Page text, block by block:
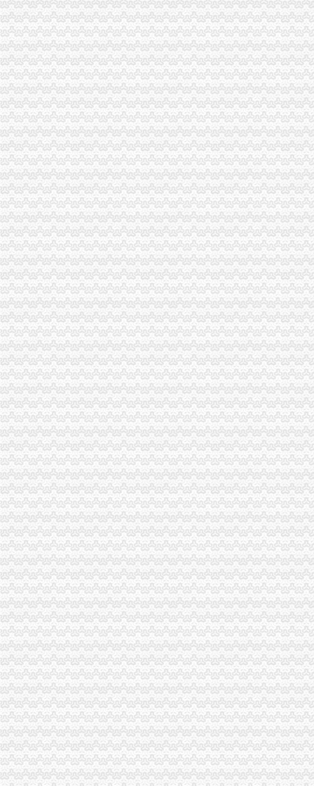
农业园区封面矢量图__广告设计_广告设计_矢量图库_昵图网nipic.com
上海现代农业园区
渭南市富平荆山现代休闲农业园区被评为省级农业园区
【奉贤农业园区招聘求职问题|工作职场问答】-看准网
悦来办税务登记证
个体户如何办理税务登记证？
个体工商户想办理税务登记证,需要提供哪些资料？
12月,威海要被这些好消息撑了！随便一来就这么多！_搜狐财经_
简政放权：昆明有望本月试点营业执照“一照一码”
昆山办理税务登记证需要资料增加-法律法规-昆山公司工商注册-公司注
鸳鸯办税务登记证
茅箭区2017年工作报告-工作报告-茅箭区
《两江新区直管区品牌发展励补助办法》-两江新区官网
【卫生许可证】如何办理卫生许可证_开店百科_315货源网
关于2014年县人大代表“我为大邑发展献一策”办理况的报告
济南登报挂失什么报纸好电话
冉家坝办税务登记证
重庆小玩子料理（冉家坝店）点评,小玩子料理（冉家坝店）地址_电
【重庆房产问答,重庆房地产知识、房产政策常见问题解读】-重庆安
中衡设计：国浩律师（上海）事务所关于公司2015年度非公开发行人民
谁有保办电话_就是冉家坝院区住院部一楼保办的电话。谁_宝宝树
【重庆房产问答,重庆房地产知识、房产政策常见问题解读】-重庆安
人和办税务登记证
国税税务登记证办理流程有哪些？-【设计本有问必答】
个体工商户办税务登记证.doc
办理税务登记应提供证件资料有哪些？
清浦区城西路,个体户请问在那里办理税务登记证？-淮安市国家税务
青岛新办个体工商户不需单办理税务登记证青报网-青岛日报官网
汽博中心办税务登记证
【58同城】文二道街汽车年检_文二道街汽车年检费用_文二道街
[关联交易]ST澄海：向定对象发行股份购买资产并募集配套资金暨关
高质量精锻/润宇精锻/江苏润宇/江苏润宇精锻有限公司官方网站
广发证券
我是一个销售汽车配件的在办理税务登记证的时候国税局的人要求缴纳
龙头寺办税务登记证
[年终总结大会策划方案]年终总结大会方案
毕节市人民门户网站·区县工作报告
2016年度各机关、部门工作任务书-吴堡县人民
亳州市人民
泸县2017年工作报告_工作报告_政务公开_泸县网站
礼嘉办税务登记证
www.45r.com_www.r5229.com_www.u3014.com：高端室内设计师培
未办理税务登记证法规-110网
重庆城市交通开发投资（集团）有限公司2011年度第一期中期票据募集
重庆城市交通开发投资（集团）有限公司公开发行2016年公司券募集
还在问税务登记证怎么办理？现在企业无需再办税务登记！_税务登记
北环办税务登记证
河北国家地税网上申报系统范文doc下载_爱问共享资料
【西安城北家政|城北家政服务】-西安城北家政今题网
【深圳深大北门税务登记|税务登记证办理|代理税务登记】-深圳赶集网
【凤凰网】西安放宽户籍准入户口登记指南发布3月1日可办理-网媒-
如何在北京办理公司注册北京企业注册北京公司注册_第1页_北京小
大竹林办税务登记证